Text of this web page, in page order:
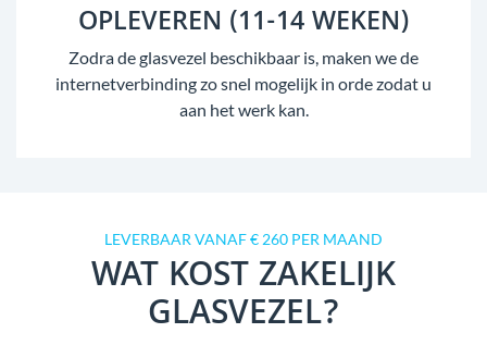
OPLEVEREN (11-14 WEKEN)
Zodra de glasvezel beschikbaar is, maken we de
internetverbinding zo snel mogelijk in orde zodat u
aan het werk kan.
LEVERBAAR VANAF € 260 PER MAAND
WAT KOST ZAKELIJK
GLASVEZEL?